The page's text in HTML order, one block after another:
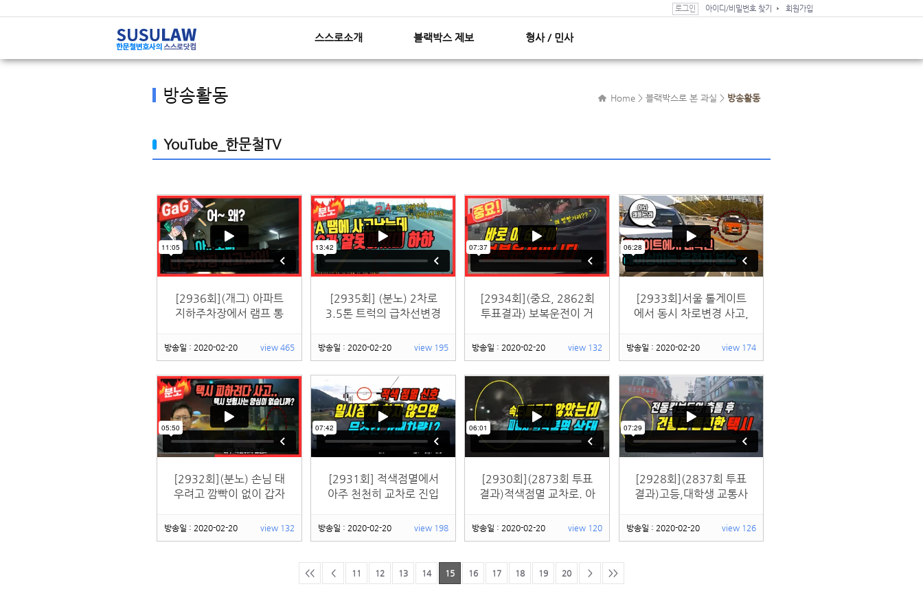
로그인 아이디/비밀번호 찾기 회원가입
스스로소개 블랙박스 제보 형사 / 민사
Home > 블랙박스로 본 과실 > 방송활동
방송활동
YouTube_한문철TV
[2936회](개그) 아파트
지하주차장에서 램프 통
상대 보험사는 직진:우회
전 사고로 직진차 우선 블
박차 80% 주장, 하지만
한변은 직진차 100% 의
견
방송일 : 2020-02-20 view 465
[2935회] (분노) 2차로
3.5톤 트럭의 급차선변경
톤 트럭과 사고나는데, 뒤
따르던 7.5톤 블박차가
14톤 트럭을 쾅~
방송일 : 2020-02-20 view 195
[2934회](중요, 2862회
투표결과) 보복운전이 거
가벼운 거 한방으로도 보
복운전 전과자 될 수 있습
니다
방송일 : 2020-02-20 view 132
[2933회]서울 톨게이트
에서 동시 차로변경 사고,
차가 미워 보이지만 아직
은 누가 더 잘못인지 모릅
니다. 양쪽 영상을 다 봐
야 합니다.
방송일 : 2020-02-20 view 174
[2932회](분노) 손님 태
우려고 깜빡이 없이 갑자
하다가 신호기 들이받아
부인이 크게 다친 사고,
방송일 : 2020-02-20 view 132
[2931회] 적색점멸에서
아주 천천히 교차로 진입
황색점멸인 오른쪽에서
앞을 못 보고 달려온 차에
시정지 안했기에 신호위
반 사고라네요
방송일 : 2020-02-20 view 198
[2930회](2873회 투표
결과)적색점멸 교차로. 아
단보도 벗어나 스마트폰
들고 걷던 보행자 충격,
신호위반 사고'.투표결과
는?
방송일 : 2020-02-20 view 120
[2928회](2837회 투표
결과)고등,대학생 교통사
원 인정 손해배상액 약 5
억 6천만원(2019.11기
방송일 : 2020-02-20 view 126
<< < 11 12 13 14 15 16 17 18 19 20 > >>